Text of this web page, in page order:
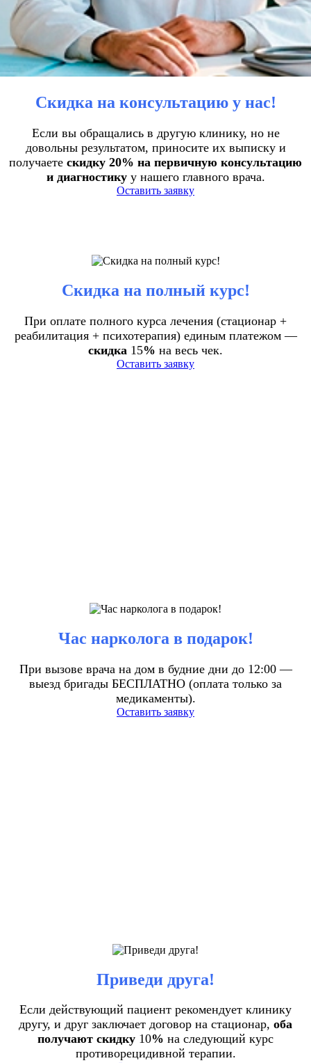
Скидка на консультацию у нас!
Если вы обращались в другую клинику, но не
довольны результатом, приносите их выписку и
получаете скидку 20% на первичную консультацию
и диагностикуу нашего главного врача.
Оставить заявку
Скидка на полный курс!
При оплате полного курса лечения (стационар +
реабилитация + психотерапия) единым платежом —
скидка 15% на весь чек.
Оставить заявку
Час нарколога в подарок!
При вызове врача на дом в будние дни до 12:00 —
выезд бригады БЕСПЛАТНО (оплата только за
медикаменты).
Оставить заявку
Приведи друга!
Если действующий пациент рекомендует клинику
другу, и друг заключает договор на стационар, оба
получают скидку 10% на следующий курс
противорецидивной терапии.